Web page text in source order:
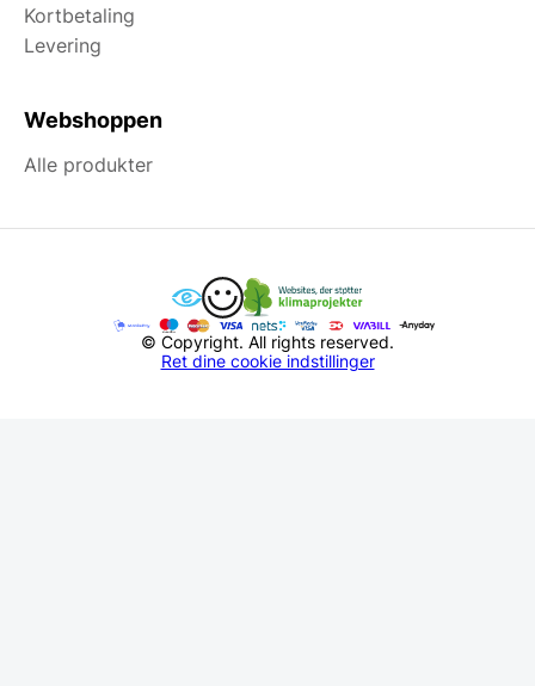
Kortbetaling
Levering
Webshoppen
Alle produkter
© Copyright. All rights reserved.
Ret dine cookie indstillinger